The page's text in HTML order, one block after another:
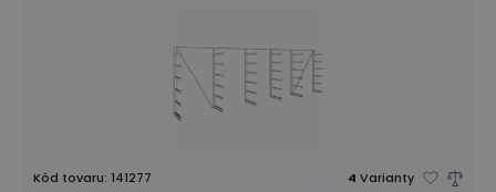
Kód tovaru: 141277 4 Varianty